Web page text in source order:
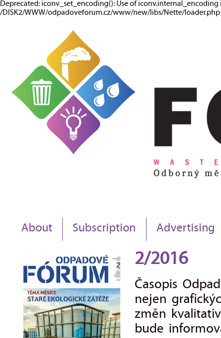
Deprecated: iconv_set_encoding(): Use of iconv.internal_encoding
/DISK2/WWW/odpadoveforum.cz/www/new/libs/Nette/loader.php
About Subscription Advertising
2/2016
Časopis
nejen
změn
bude